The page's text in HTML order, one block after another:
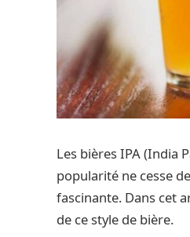
Les bières IPA (India
popularité ne cesse
fascinante. Dans cet
de ce style de bière.